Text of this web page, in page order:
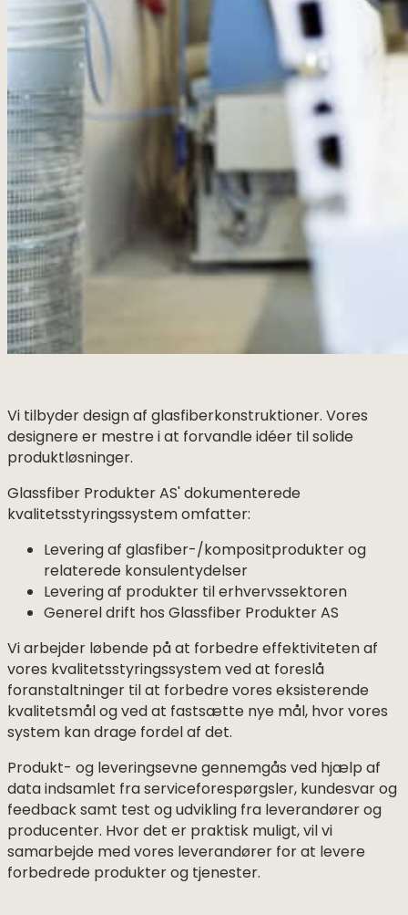
Vi tilbyder design af glasfiberkonstruktioner. Vores
designere er mestre i at forvandle idéer til solide
produktløsninger.
Glassfiber Produkter AS' dokumenterede
kvalitetsstyringssystem omfatter:
Levering af glasfiber-/kompositprodukter og
relaterede konsulentydelser
Levering af produkter til erhvervssektoren
Generel drift hos Glassfiber Produkter AS
Vi arbejder løbende på at forbedre effektiviteten af
vores kvalitetsstyringssystem ved at foreslå
foranstaltninger til at forbedre vores eksisterende
kvalitetsmål og ved at fastsætte nye mål, hvor vores
system kan drage fordel af det.
Produkt- og leveringsevne gennemgås ved hjælp af
data indsamlet fra serviceforespørgsler, kundesvar og
feedback samt test og udvikling fra leverandører og
producenter. Hvor det er praktisk muligt, vil vi
samarbejde med vores leverandører for at levere
forbedrede produkter og tjenester.